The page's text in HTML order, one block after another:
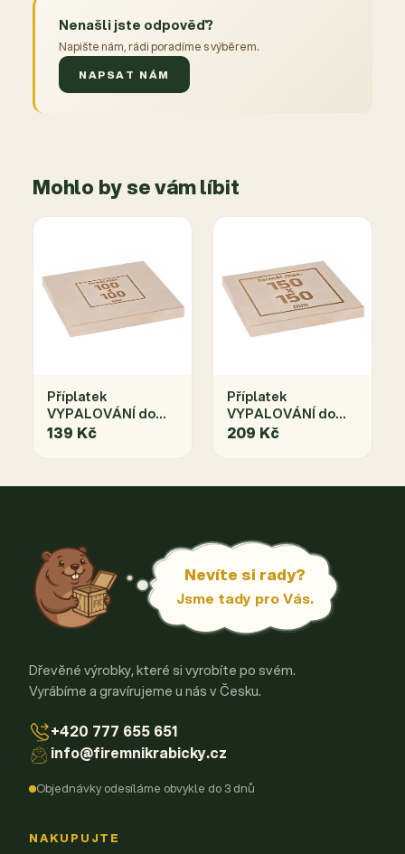
Nenašli jste odpověď?
Napište nám, rádi poradíme s výběrem.
NAPSAT NÁM
Mohlo by se vám líbit
Příplatek
VYPALOVÁNÍ do
rozměru
139 Kč
Příplatek
VYPALOVÁNÍ do
rozměru
209 Kč
Nevíte si rady?
Jsme tady pro Vás.
Dřevěné výrobky, které si vyrobíte po svém.
Vyrábíme a gravírujeme u nás v Česku.
+420 777 655 651
info@firemnikrabicky.cz
Objednávky odesíláme obvykle do 3 dnů
NAKUPUJTE